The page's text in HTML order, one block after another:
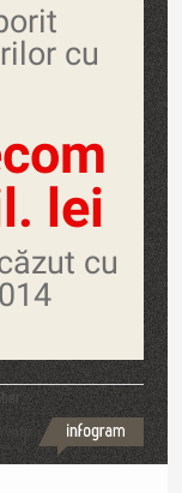
cu
lei
cu
with